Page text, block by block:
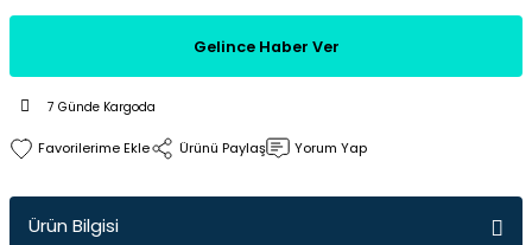
Gelince Haber Ver
7 Günde Kargoda
Ürünü Paylaş Yorum Yap
Ürün Bilgisi